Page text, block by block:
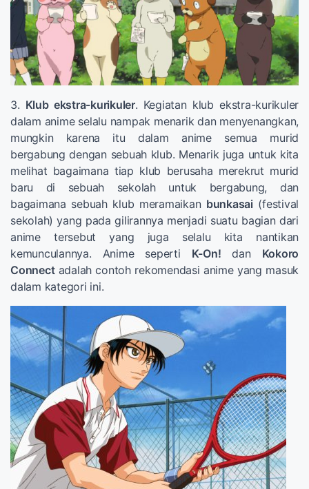
3. Klub ekstra-kurikuler. Kegiatan klub ekstra-kurikuler
dalam anime selalu nampak menarik dan menyenangkan,
mungkin karena itu dalam anime semua murid
bergabung dengan sebuah klub. Menarik juga untuk kita
melihat bagaimana tiap klub berusaha merekrut murid
baru di sebuah sekolah untuk bergabung, dan
bagaimana sebuah klub meramaikan bunkasai (festival
sekolah) yang pada gilirannya menjadi suatu bagian dari
anime tersebut yang juga selalu kita nantikan
kemunculannya. Anime seperti K-On! dan Kokoro
Connectadalah contoh rekomendasi anime yang masuk
dalam kategori ini.